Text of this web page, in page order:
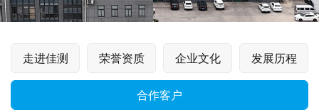
走进佳测 荣誉资质 企业文化 发展历程
合作客户